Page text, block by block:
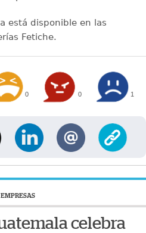
está disponible en las
Fetiche.
0 0 1
EMPRESAS
celebra